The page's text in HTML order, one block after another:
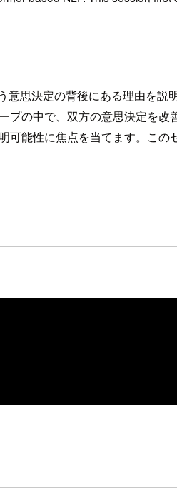
思決定の背後にある理由を
の中で、双方の意思決定を
能性に焦点を当てます。こ